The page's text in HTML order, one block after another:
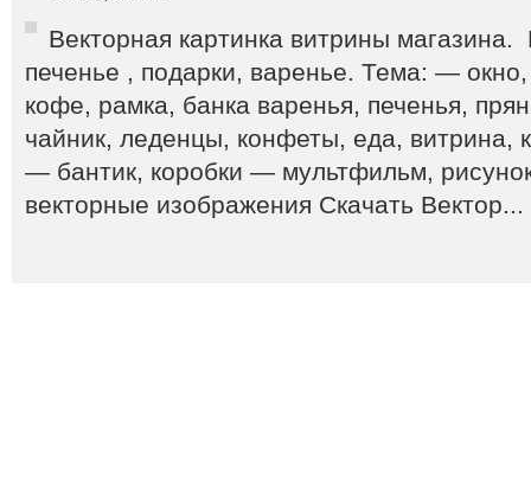
Векторная картинка витрины
печенье , подарки, варенье. Тема: —
кофе, рамка, банка варенья, печенья,
чайник, леденцы, конфеты, еда, витрина,
— бантик, коробки — мультфильм,
векторные изображения Скачать Вектор...